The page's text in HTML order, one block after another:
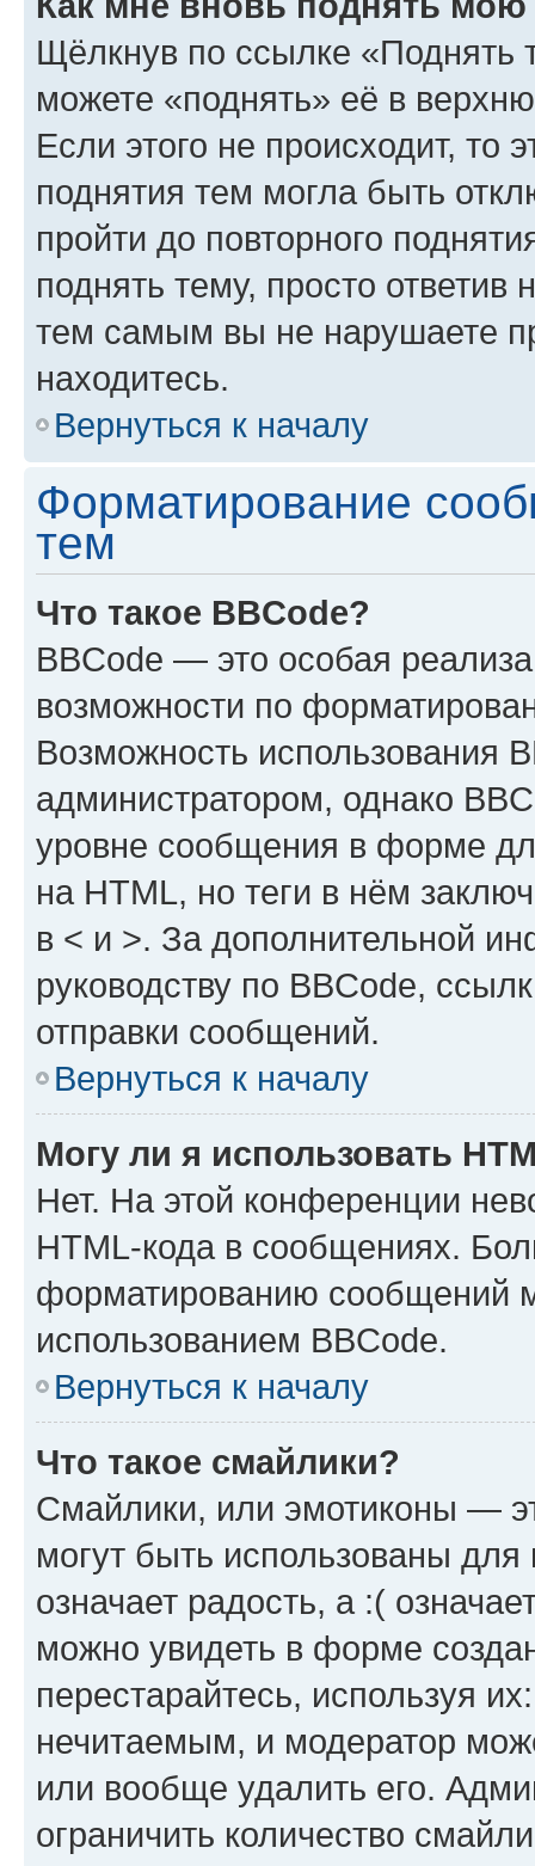
Щёлкнув по ссылке «Поднять
можете «поднять» её в
Если этого не происходит, то
поднятия тем могла быть
пройти до повторного
поднять тему, просто ответив
тем самым вы не нарушаете
находитесь.
Вернуться к началу
Форматирование
тем
Что такое BBCode?
BBCode — это особая
возможности по
Возможность использования
администратором, однако
уровне сообщения в форме
на HTML, но теги в нём
в < и >. За дополнительной
руководству по BBCode,
отправки сообщений.
Вернуться к началу
Могу ли я использовать
Нет. На этой конференции
HTML-кода в сообщениях.
форматированию сообщений
использованием BBCode.
Вернуться к началу
Что такое смайлики?
Смайлики, или эмотиконы —
могут быть использованы
означает радость, а :(
можно увидеть в форме
перестарайтесь, используя
нечитаемым, и модератор
или вообще удалить его.
ограничить количество